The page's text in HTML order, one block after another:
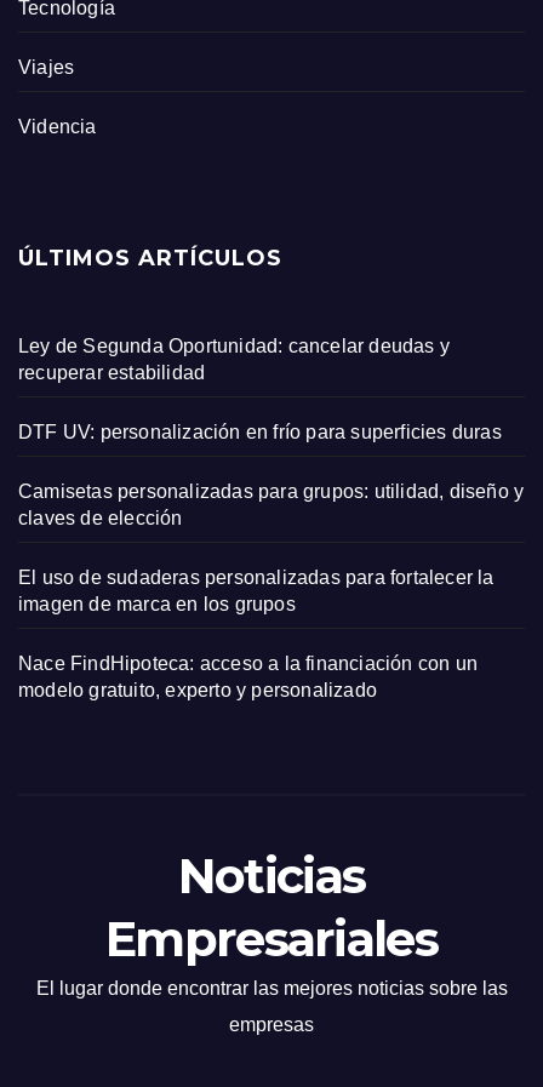
Tecnología
Viajes
Videncia
ÚLTIMOS ARTÍCULOS
Ley de Segunda Oportunidad: cancelar deudas y
recuperar estabilidad
DTF UV: personalización en frío para superficies duras
Camisetas personalizadas para grupos: utilidad, diseño y
claves de elección
El uso de sudaderas personalizadas para fortalecer la
imagen de marca en los grupos
Nace FindHipoteca: acceso a la financiación con un
modelo gratuito, experto y personalizado
Noticias
Empresariales
El lugar donde encontrar las mejores noticias sobre las
empresas